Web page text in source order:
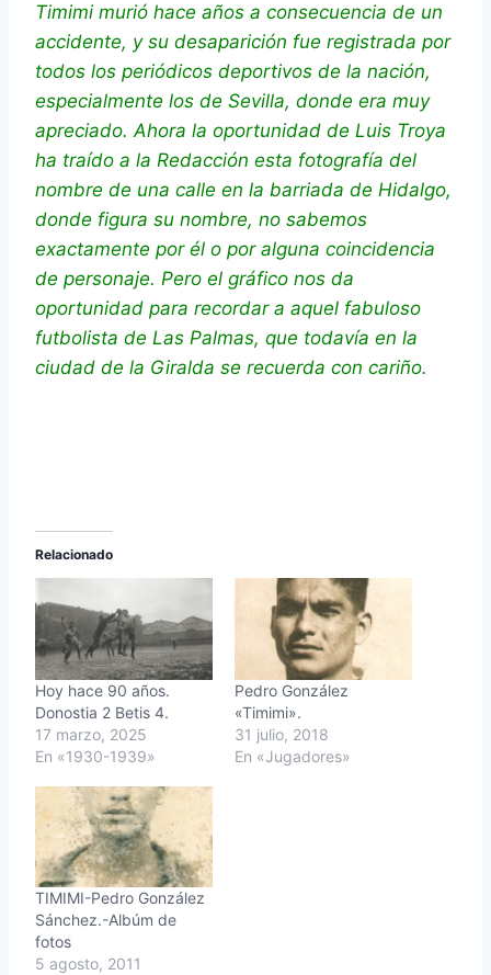
Timimi murió hace años a consecuencia de un
accidente, y su desaparición fue registrada por
todos los periódicos deportivos de la nación,
especialmente los de Sevilla, donde era muy
apreciado. Ahora la oportunidad de Luis Troya
ha traído a la Redacción esta fotografía del
nombre de una calle en la barriada de Hidalgo,
donde figura su nombre, no sabemos
exactamente por él o por alguna coincidencia
de personaje. Pero el gráfico nos da
oportunidad para recordar a aquel fabuloso
futbolista de Las Palmas, que todavía en la
ciudad de la Giralda se recuerda con cariño.
Relacionado
Hoy hace 90 años.
Donostia 2 Betis 4.
17 marzo, 2025
En «1930-1939»
Pedro González
«Timimi».
31 julio, 2018
En «Jugadores»
TIMIMI-Pedro González
Sánchez.-Albúm de
fotos
5 agosto, 2011